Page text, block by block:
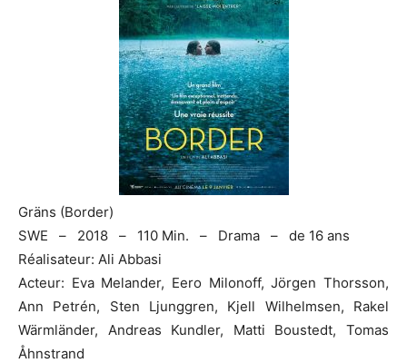
Gräns (Border)
SWE – 2018 – 110 Min. – Drama – de 16 ans
Réalisateur: Ali Abbasi
Acteur: Eva Melander, Eero Milonoff, Jörgen Thorsson,
Ann Petrén, Sten Ljunggren, Kjell Wilhelmsen, Rakel
Wärmländer, Andreas Kundler, Matti Boustedt, Tomas
Åhnstrand